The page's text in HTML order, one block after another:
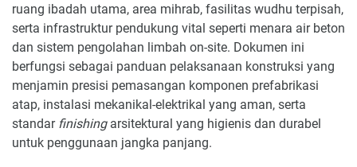
ruang ibadah utama, area mihrab, fasilitas wudhu terpisah,
serta infrastruktur pendukung vital seperti menara air beton
dan sistem pengolahan limbah on-site. Dokumen ini
berfungsi sebagai panduan pelaksanaan konstruksi yang
menjamin presisi pemasangan komponen prefabrikasi
atap, instalasi mekanikal-elektrikal yang aman, serta
standar finishingarsitektural yang higienis dan durabel
untuk penggunaan jangka panjang.